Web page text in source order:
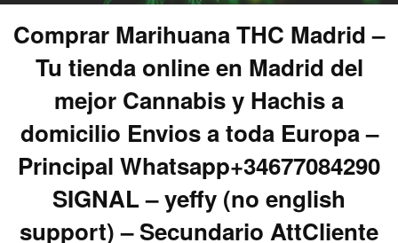
Comprar Marihuana THC Madrid –
Tu tienda online en Madrid del
mejor Cannabis y Hachis a
domicilio Envios a toda Europa –
Principal Whatsapp+34677084290
SIGNAL – yeffy (no english
support) – Secundario AttCliente